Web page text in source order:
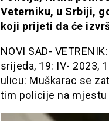
Veterniku, u Srbiji,
koji prijeti da će
NOVI SAD-
srijeda, 19: IV- 2023,
ulicu: Muškarac se
tim policije na